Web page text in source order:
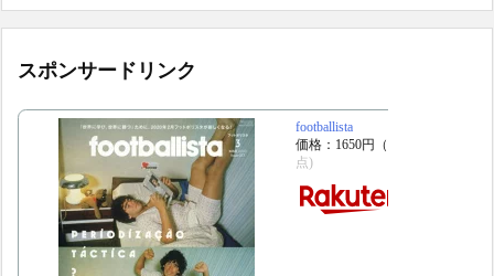
スポンサードリンク
footballista
価格：1650円（税込、送料別)
点)